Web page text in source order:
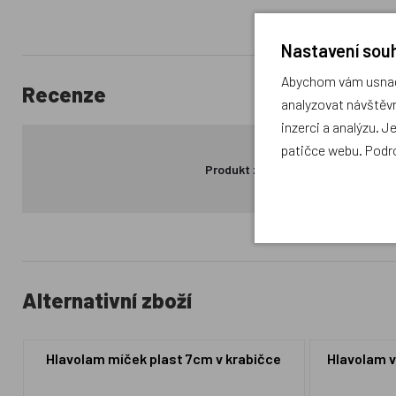
Recenze
Produkt zatím nemá žádné
Alternativní zboží
Hlavolam míček plast 7cm v krabičce Hlavolam
Nastavení
Abychom vám
analyzovat
inzerci a analýzu.
patičce webu.